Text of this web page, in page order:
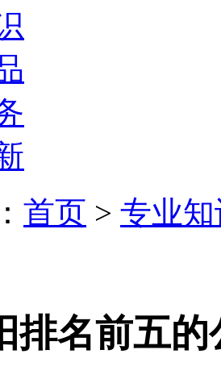
首页 > 专业
排名前五